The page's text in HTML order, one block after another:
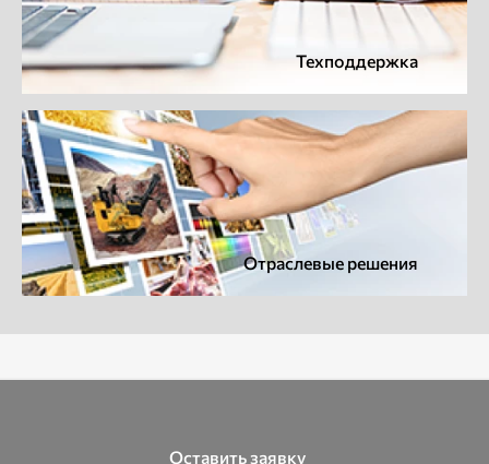
Техподдержка
Отраслевые решения
Оставить заявку